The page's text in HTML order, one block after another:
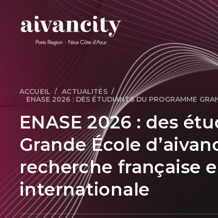
Aller au contenu principal
Fil d'Ariane
ACCUEIL
ACTUALITÉS
ENASE 2026 : DES ÉTUDIANTS DU PROGRAMME
ENASE 2026 : des
Grande École
recherche française
internationale